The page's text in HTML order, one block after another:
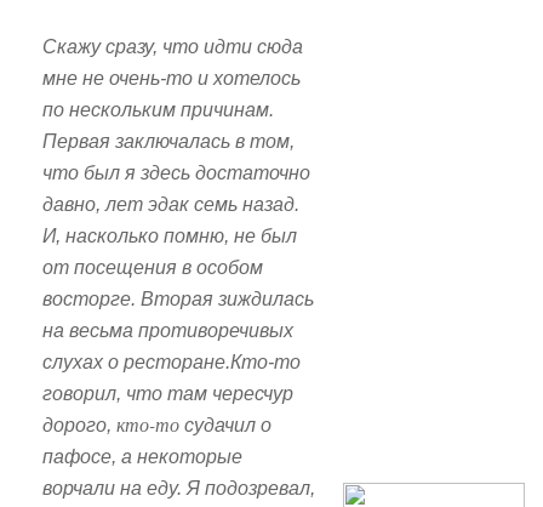
Скажу сразу, что идти сюда
мне не очень-то и хотелось
по нескольким причинам.
Первая заключалась в том,
что был я здесь достаточно
давно, лет эдак семь назад.
И, насколько помню, не был
от посещения в особом
восторге. Вторая зиждилась
на весьма противоречивых
слухах о ресторане.Кто-то
говорил, что там чересчур
дорого, кто-то судачил о
пафосе, а некоторые
ворчали на еду. Я подозревал,